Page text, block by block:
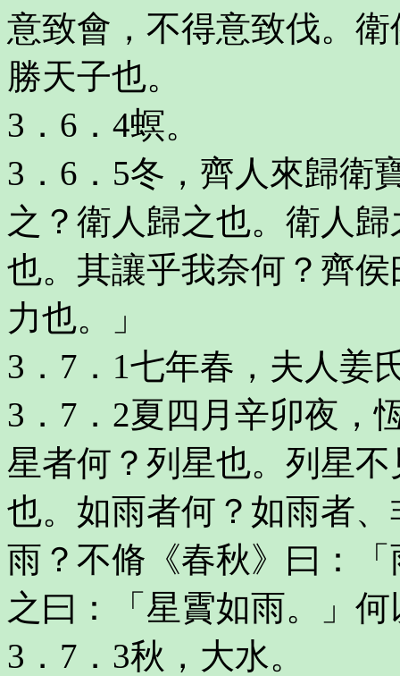
意致會，不得意致伐。
勝天子也。
3．6．4螟。
3．6．5冬，齊人來歸衛
之？衛人歸之也。衛人
也。其讓乎我奈何？齊
力也。」
3．7．1七年春，夫人姜
3．7．2夏四月辛卯夜，
星者何？列星也。列星
也。如雨者何？如雨者
雨？不脩《春秋》曰：
之曰：「星霣如雨。」
3．7．3秋，大水。